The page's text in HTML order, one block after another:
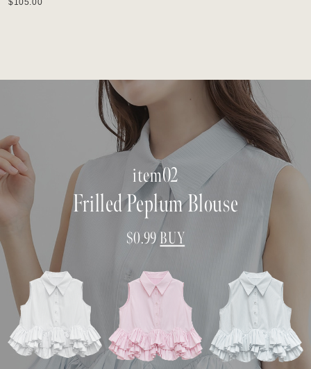
$‌105.00
item02
Frilled Peplum Blouse
$‌0.99BUY